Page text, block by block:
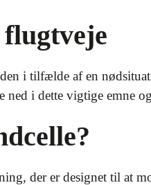
i tilfælde af en
ned i dette vigtige emne
der er designet til at